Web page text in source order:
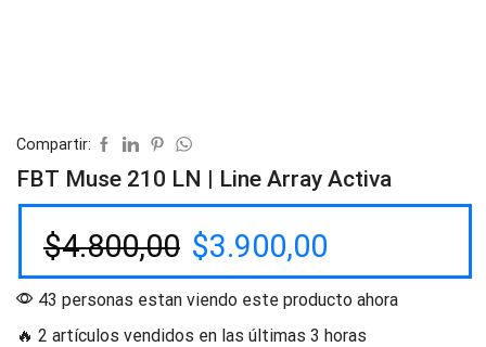
Compartir:
FBT Muse 210 LN | Line Array Activa
$4.800,00 $3.900,00
43 personas estan viendo este producto ahora
🔥 2 artículos vendidos en las últimas 3 horas